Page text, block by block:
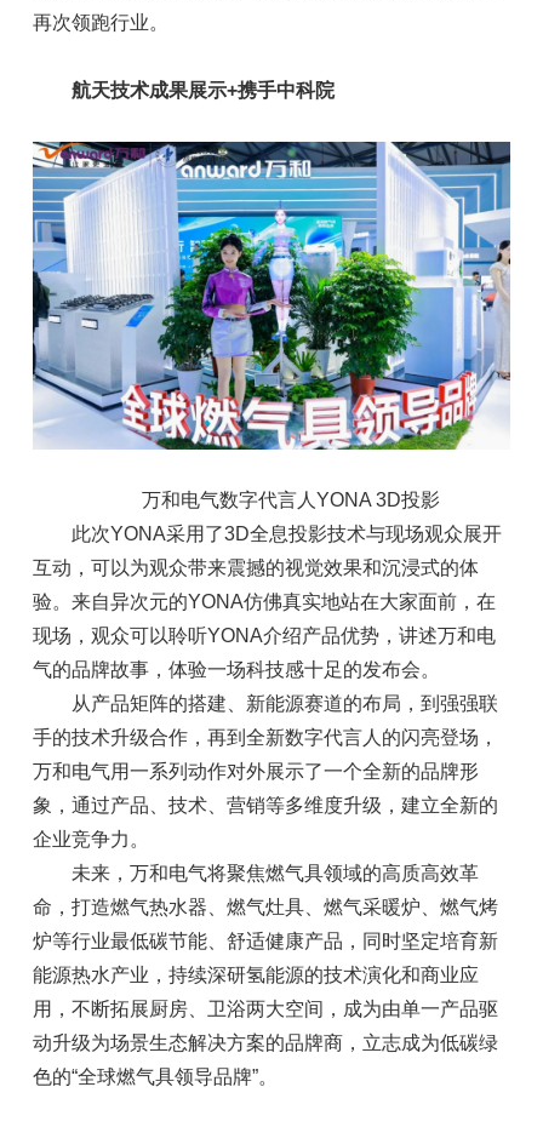
再次领跑行业。
航天技术成果展示+携手中科院
万和电气数字代言人YONA 3D投影
此次YONA采用了3D全息投影技术与现场观众展开
互动，可以为观众带来震撼的视觉效果和沉浸式的体
验。来自异次元的YONA仿佛真实地站在大家面前，在
现场，观众可以聆听YONA介绍产品优势，讲述万和电
气的品牌故事，体验一场科技感十足的发布会。
从产品矩阵的搭建、新能源赛道的布局，到强强联
手的技术升级合作，再到全新数字代言人的闪亮登场，
万和电气用一系列动作对外展示了一个全新的品牌形
象，通过产品、技术、营销等多维度升级，建立全新的
企业竞争力。
未来，万和电气将聚焦燃气具领域的高质高效革
命，打造燃气热水器、燃气灶具、燃气采暖炉、燃气烤
炉等行业最低碳节能、舒适健康产品，同时坚定培育新
能源热水产业，持续深研氢能源的技术演化和商业应
用，不断拓展厨房、卫浴两大空间，成为由单一产品驱
动升级为场景生态解决方案的品牌商，立志成为低碳绿
色的“全球燃气具领导品牌”。